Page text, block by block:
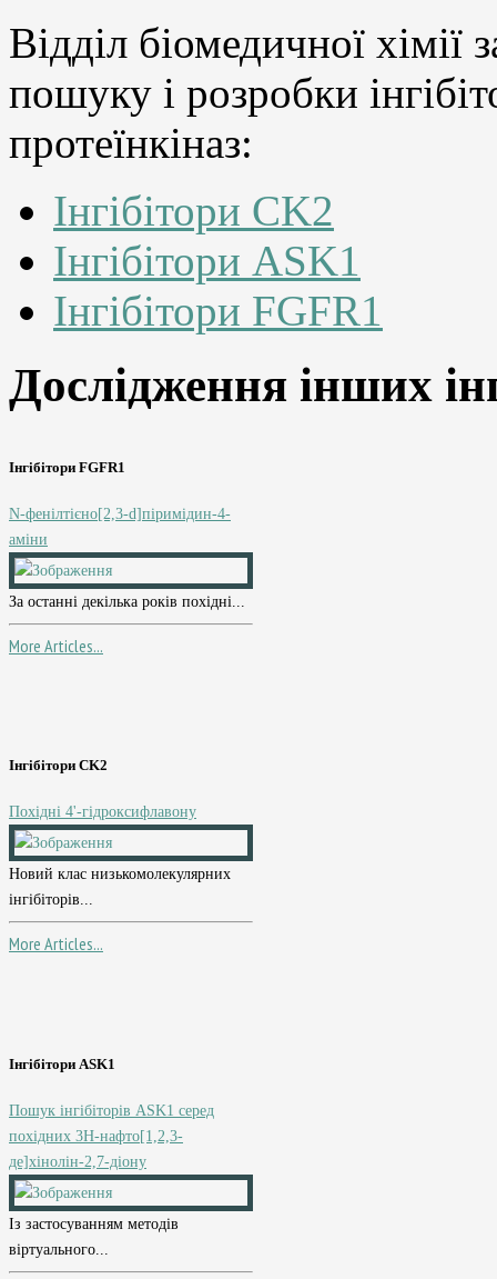
Відділ біомедичної хімії
пошуку і розробки
протеїнкіназ:
Інгібітори CK2
Інгібітори ASK1
Інгібітори FGFR1
Дослідження інших
Інгібітори FGFR1
N-фенілтієно[2,3-d]піримідин-4-
аміни
За останні декілька років похідні...
More Articles...
Інгібітори CK2
Похідні 4'-гідроксифлавону
Новий клас низькомолекулярних
інгібіторів...
More Articles...
Інгібітори ASK1
Пошук інгібіторів ASK1 серед
похідних 3H-нафто[1,2,3-
де]хінолін-2,7-діону
Із застосуванням методів
віртуального...